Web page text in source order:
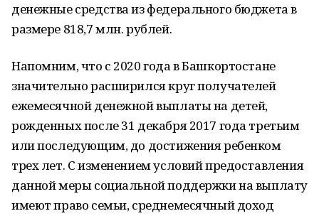
денежные средства из федерального бюджета в
размере 818,7 млн. рублей.
Напомним, что с 2020 года в Башкортостане
значительно расширился круг получателей
ежемесячной денежной выплаты на детей,
рожденных после 31 декабря 2017 года третьим
или последующим, до достижения ребенком
трех лет. С изменением условий предоставления
данной меры социальной поддержки на выплату
имеют право семьи, среднемесячный доход